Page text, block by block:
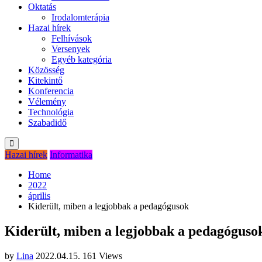
Oktatás
Irodalomterápia
Hazai hírek
Felhívások
Versenyek
Egyéb kategória
Közösség
Kitekintő
Konferencia
Vélemény
Technológia
Szabadidő
Hazai hírek Informatika
Home
2022
április
Kiderült, miben a legjobbak a pedagógusok
Kiderült, miben a legjobbak a
by Lina 2022.04.15. 161 Views